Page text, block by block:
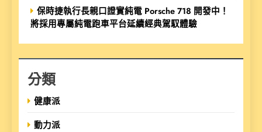
保時捷執行長親口證實純電 Porsche 718 開發中！
將採用專屬純電跑車平台延續經典駕馭體驗
分類
健康派
動力派